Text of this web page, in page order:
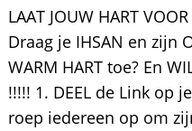
LAAT JOUW HART
Draag je IHSAN en zijn
WARM HART toe? En
!!!!! 1. DEEL de Link op
roep iedereen op om